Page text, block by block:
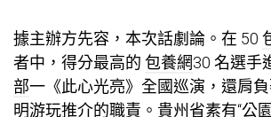
據主辦方先容，本次話劇論。在 50
者中，得分最高的 包養網30 名選手
部一《此心光亮》全國巡演，還肩
明游玩推介的職責。貴州省素有“公